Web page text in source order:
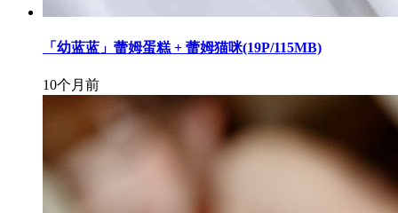
「幼蓝蓝」蕾姆蛋糕 + 蕾姆猫咪(19P/115MB)
10个月前